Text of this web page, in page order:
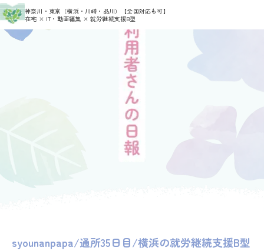
神奈川・東京（横浜・川崎・品川）
【全国対応も可】
在宅 × IT・動画編集 × 就労継続支援B型
HOME > 利用者さんの日報 > syounannpapa
syounanpapa/通所35日目/横浜の就労継続支援B型